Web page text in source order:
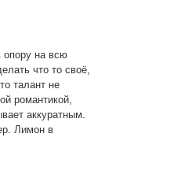
опору на всю
что то своё,
талант не
романтикой,
аккуратным.
Лимон в